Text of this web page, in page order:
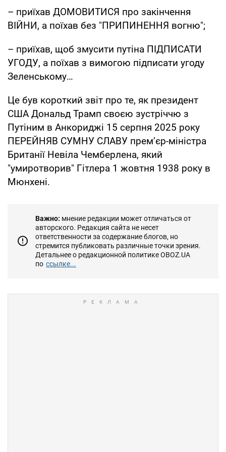
– приїхав ДОМОВИТИСЯ про закінчення
ВІЙНИ, а поїхав без "ПРИПИНЕННЯ вогню";
– приїхав, щоб змусити путіна ПІДПИСАТИ
УГОДУ, а поїхав з вимогою підписати угоду
Зеленському…
Це був короткий звіт про те, як президент
США Дональд Трамп своєю зустріччю з
Путіним в Анкориджі 15 серпня 2025 року
ПЕРЕЙНЯВ СУМНУ СЛАВУ премʼєр-міністра
Британії Невіла Чемберлена, який
"умиротворив" Гітлера 1 жовтня 1938 року в
Мюнхені.
Важно: мнение редакции может отличаться от
авторского. Редакция сайта не несет
ответственности за содержание блогов, но
стремится публиковать различные точки зрения.
Детальнее о редакционной политике OBOZ.UA
по ссылке...